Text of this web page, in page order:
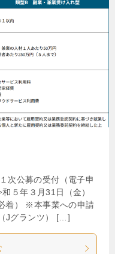
次公募の受付（電子申
５年３月31日（金）
着） ※本事業への申請
Jグランツ） […]